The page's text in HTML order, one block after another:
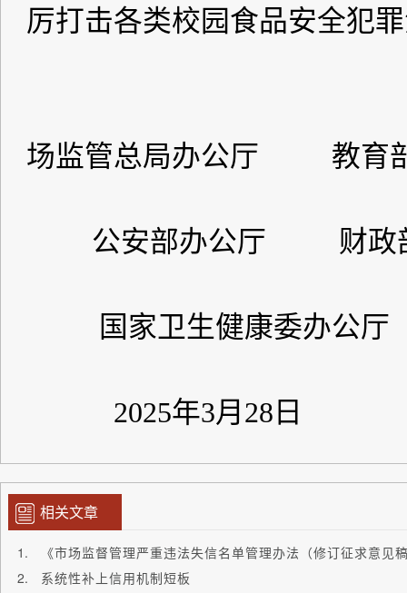
相关文章
系统性补上信用机制短板